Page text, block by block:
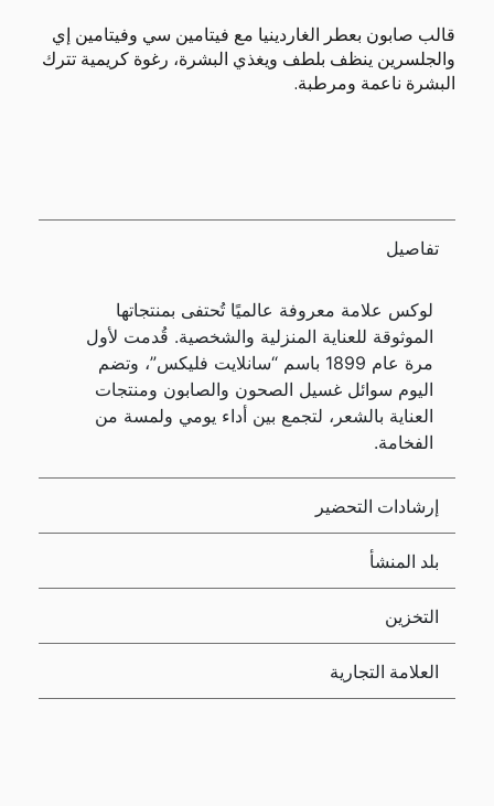
قالب صابون بعطر الغاردينيا مع فيتامين سي وفيتامين إي
والجلسرين ينظف بلطف ويغذي البشرة، رغوة كريمية تترك
البشرة ناعمة ومرطبة.
تفاصيل
لوكس علامة معروفة عالميًا تُحتفى بمنتجاتها
الموثوقة للعناية المنزلية والشخصية. قُدمت لأول
مرة عام 1899 باسم “سانلايت فليكس”، وتضم
اليوم سوائل غسيل الصحون والصابون ومنتجات
العناية بالشعر، لتجمع بين أداء يومي ولمسة من
الفخامة.
إرشادات التحضير
بلد المنشأ
التخزين
العلامة التجارية